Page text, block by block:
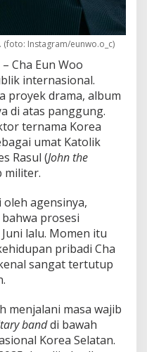
(foto: Instagram/eunwo.o_c)
– Cha Eun Woo
internasional.
proyek drama, album
di atas panggung.
ternama Korea
umat Katolik
Rasul (John the
militer.
agensinya,
prosesi
lalu. Momen itu
pribadi Cha
sangat tertutup
menjalani masa wajib
banddi bawah
Korea Selatan.